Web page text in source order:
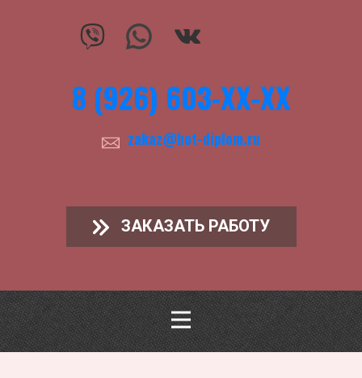
8 (926) 603-ХХ-ХХ
zakaz@hot-diplom.ru
ЗАКАЗАТЬ РАБОТУ